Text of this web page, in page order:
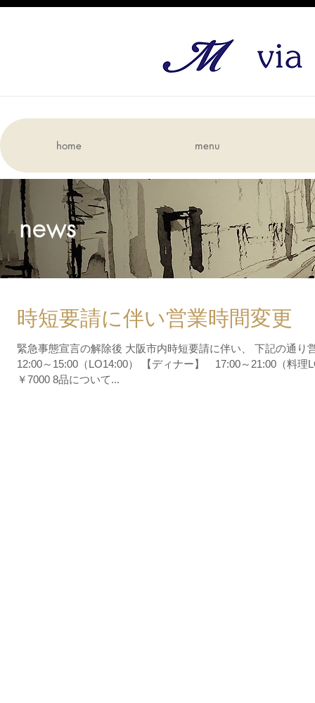
home menu
news
時短要請に伴い営業時間変更
緊急事態宣言の解除後 大阪市内時短要請に伴い、 下記の
12:00～15:00（LO14:00） 【ディナー】 17:00～21:00（料
￥7000 8品について...